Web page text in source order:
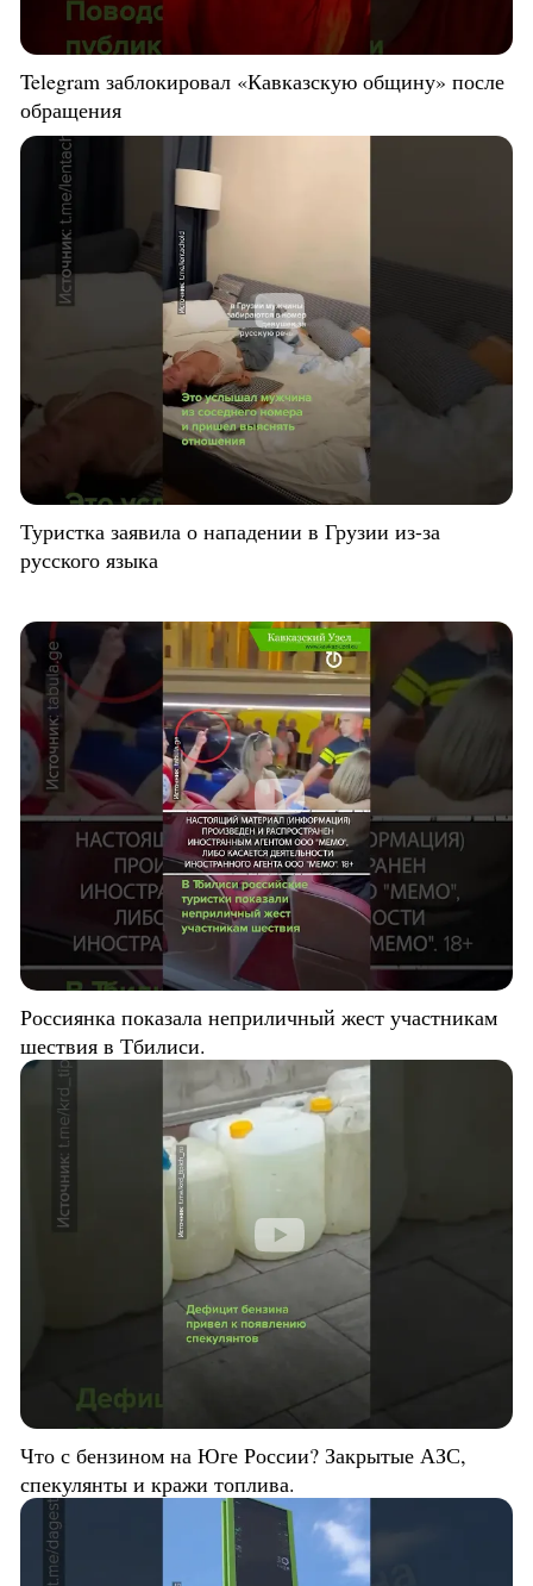
Telegram заблокировал «Кавказскую общину» после
обращения
Туристка заявила о нападении в Грузии из-за
русского языка
Россиянка показала неприличный жест участникам
шествия в Тбилиси.
Что с бензином на Юге России? Закрытые АЗС,
спекулянты и кражи топлива.